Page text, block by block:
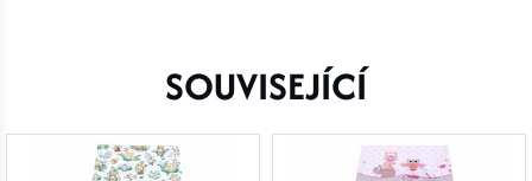
SOUVISEJÍCÍ